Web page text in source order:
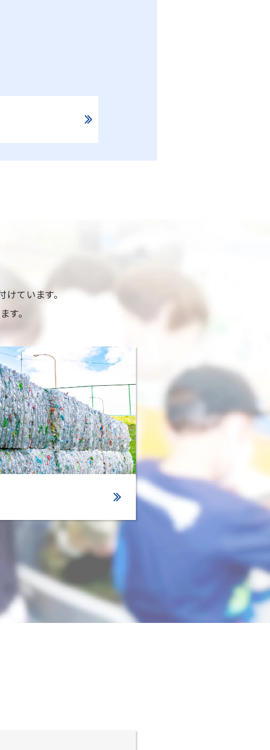
ています。
す。